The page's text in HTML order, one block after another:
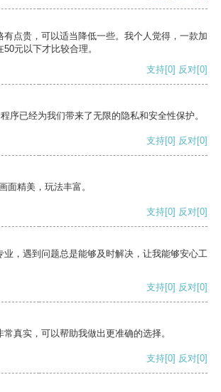
有点贵，可以适当降低一些。我个人觉得，一款加
元以下才比较合理。
支持[0] 反对[0]
序已经为我们带来了无限的隐私和安全性保护。
支持[0] 反对[0]
面精美，玩法丰富。
支持[0] 反对[0]
业，遇到问题总是能够及时解决，让我能够安心工
支持[0] 反对[0]
真实，可以帮助我做出更准确的选择。
支持[0] 反对[0]